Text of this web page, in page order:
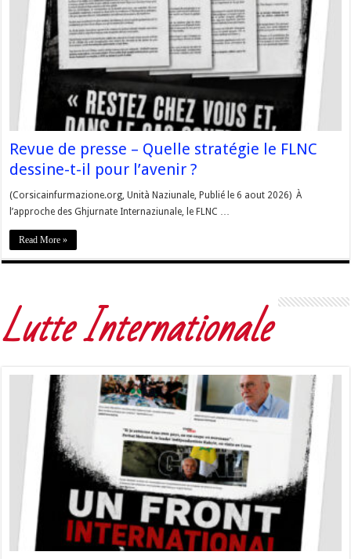
Revue de presse – Quelle stratégie le FLNC
dessine-t-il pour l’avenir ?
(Corsicainfurmazione.org, Unità Naziunale, Publié le 6 aout 2026) À
l’approche des Ghjurnate Internaziunale, le FLNC …
Read More »
Lutte Internationale